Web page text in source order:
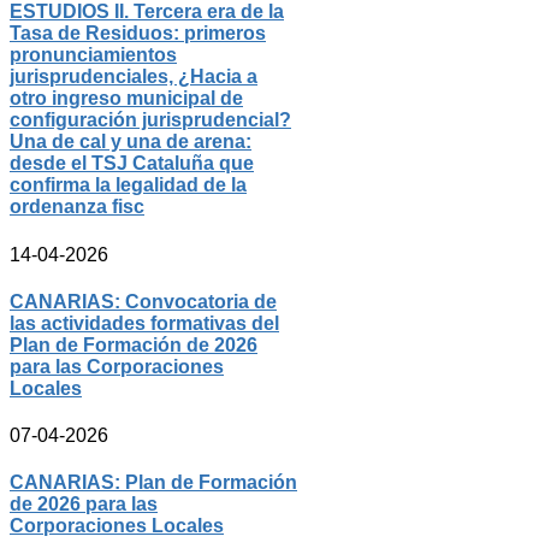
ESTUDIOS II. Tercera era de la
Tasa de Residuos: primeros
pronunciamientos
jurisprudenciales, ¿Hacia a
otro ingreso municipal de
configuración jurisprudencial?
Una de cal y una de arena:
desde el TSJ Cataluña que
confirma la legalidad de la
ordenanza fisc
14-04-2026
CANARIAS: Convocatoria de
las actividades formativas del
Plan de Formación de 2026
para las Corporaciones
Locales
07-04-2026
CANARIAS: Plan de Formación
de 2026 para las
Corporaciones Locales